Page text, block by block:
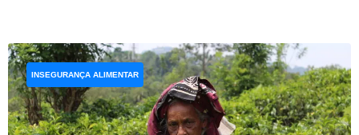
INSEGURANÇA ALIMENTAR